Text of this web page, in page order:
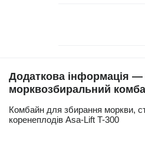
Додаткова інформація
морквозбиральний
Комбайн для збирання моркви,
коренеплодів Asa-Lift T-300